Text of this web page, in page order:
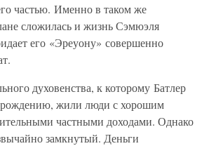
частью. Именно в таком же
сложилась и жизнь Сэмюэля
его «Эреуону» совершенно
духовенства, к которому Батлер
жили люди с хорошим
частными доходами. Однако
замкнутый. Деньги